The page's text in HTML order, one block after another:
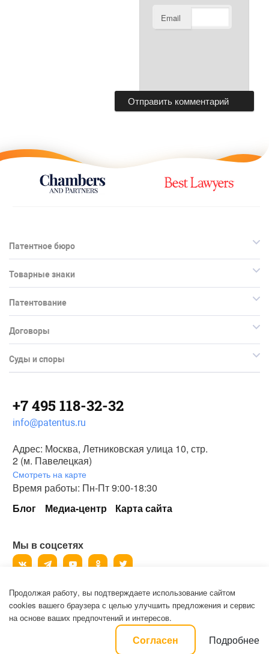
Email
Патентное бюро
Товарные знаки
Патентование
Договоры
Суды и споры
+7 495 118-32-32
info@patentus.ru
Адрес: Москва, Летниковская улица 10, стр.
2 (м. Павелецкая)
Смотреть на карте
Время работы: Пн-Пт 9:00-18:30
Блог
Медиа-центр Карта сайта
Мы в соцсетях
©2006-2026, ООО «Патентус».
Все права защищены.
Политика конфиденциальности и пользовательское соглашение на
обработку персональных данных
Продолжая работу, вы подтверждаете использование сайтом
cookies вашего браузера с целью улучшить предложения и сервис
на основе ваших предпочтений и интересов.
Согласен Подробнее